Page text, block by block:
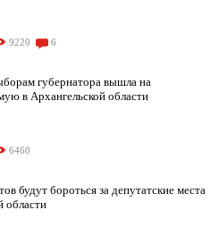
9220 6
губернатора вышла на
в Архангельской области
6460
будут бороться за депутатские места
области